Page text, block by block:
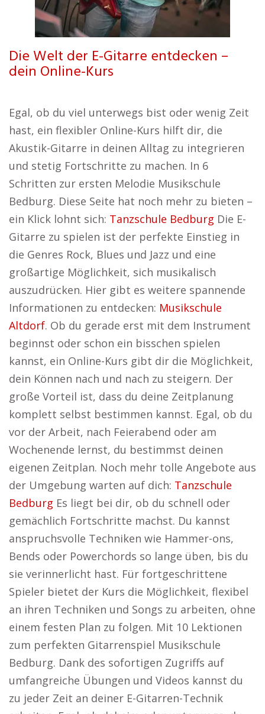
Die Welt der E-Gitarre entdecken –
dein Online-Kurs
Egal, ob du viel unterwegs bist oder wenig Zeit
hast, ein flexibler Online-Kurs hilft dir, die
Akustik-Gitarre in deinen Alltag zu integrieren
und stetig Fortschritte zu machen. In 6
Schritten zur ersten Melodie Musikschule
Bedburg. Diese Seite hat noch mehr zu bieten –
ein Klick lohnt sich: Tanzschule Bedburg Die E-
Gitarre zu spielen ist der perfekte Einstieg in
die Genres Rock, Blues und Jazz und eine
großartige Möglichkeit, sich musikalisch
auszudrücken. Hier gibt es weitere spannende
Informationen zu entdecken: Musikschule
Altdorf. Ob du gerade erst mit dem Instrument
beginnst oder schon ein bisschen spielen
kannst, ein Online-Kurs gibt dir die Möglichkeit,
dein Können nach und nach zu steigern. Der
große Vorteil ist, dass du deine Zeitplanung
komplett selbst bestimmen kannst. Egal, ob du
vor der Arbeit, nach Feierabend oder am
Wochenende lernst, du bestimmst deinen
eigenen Zeitplan. Noch mehr tolle Angebote aus
der Umgebung warten auf dich: Tanzschule
Bedburg Es liegt bei dir, ob du schnell oder
gemächlich Fortschritte machst. Du kannst
anspruchsvolle Techniken wie Hammer-ons,
Bends oder Powerchords so lange üben, bis du
sie verinnerlicht hast. Für fortgeschrittene
Spieler bietet der Kurs die Möglichkeit, flexibel
an ihren Techniken und Songs zu arbeiten, ohne
einem festen Plan zu folgen. Mit 10 Lektionen
zum perfekten Gitarrenspiel Musikschule
Bedburg. Dank des sofortigen Zugriffs auf
umfangreiche Übungen und Videos kannst du
zu jeder Zeit an deiner E-Gitarren-Technik